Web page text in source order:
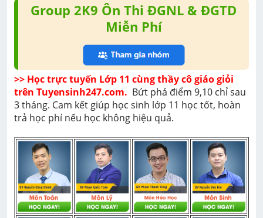
Group 2K9 Ôn Thi ĐGNL & ĐGTD
Miễn Phí
>> Học trực tuyến Lớp 11 cùng thầy cô giáo giỏi
trên Tuyensinh247.com. Bứt phá điểm 9,10 chỉ sau
3 tháng. Cam kết giúp học sinh lớp 11 học tốt, hoàn
trả học phí nếu học không hiệu quả.